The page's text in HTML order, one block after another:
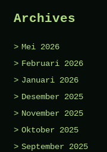
Archives
Mei 2026
Februari 2026
Januari 2026
Desember 2025
November 2025
Oktober 2025
September 2025